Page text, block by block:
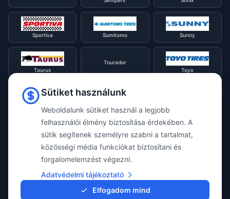
Sportiva Sumitomo Sunny
Taurus
Tourador
Toyo
Tracmax
Uniroyal
Viking Voyager
Vredestein
Sütiket használunk
Weboldalunk sütiket használ a legjobb
felhasználói élmény biztosítása érdekében. A
sütik segítenek személyre szabni a tartalmat,
közösségi média funkciókat biztosítani és
forgalomelemzést végezni.
Adatvédelmi tájékoztató
Elfogadom mind